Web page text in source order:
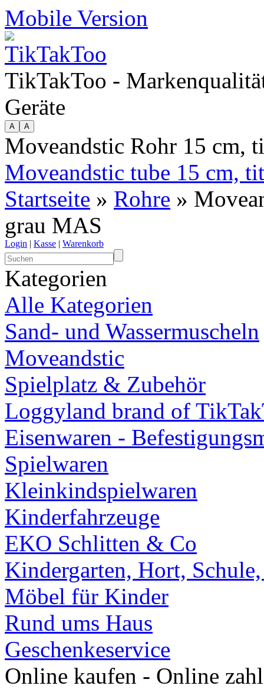
Mobile Version
TikTakToo -
Geräte
Moveandstic Rohr 15 cm,
Moveandstic tube 15 cm,
Startseite » Rohre »
grau MAS
Login | Kasse | Warenkorb
Kategorien
Alle Kategorien
Sand- und Wassermuscheln
Moveandstic
Spielplatz & Zubehör
Loggyland brand of
Eisenwaren -
Spielwaren
Kleinkindspielwaren
Kinderfahrzeuge
EKO Schlitten & Co
Kindergarten, Hort,
Möbel für Kinder
Rund ums Haus
Geschenkeservice
Online kaufen - Online